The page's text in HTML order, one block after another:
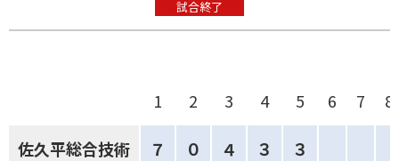
試合終了
1 2 3 4 5 6 7 8
佐久平総合技術 ７ ０ ４ ３ ３